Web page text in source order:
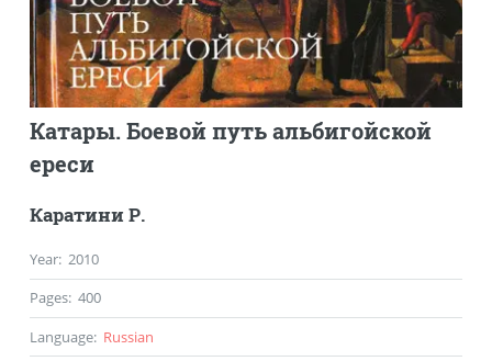
Катары. Боевой путь альбигойской
ереси
Каратини Р.
Year: 2010
Pages: 400
Language: Russian